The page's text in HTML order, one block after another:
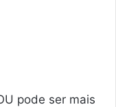
pode ser mais